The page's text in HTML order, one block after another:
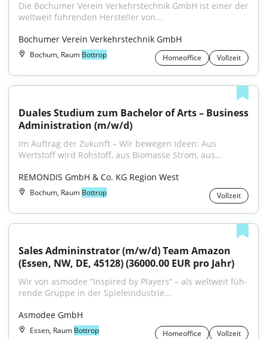
Die Bochumer Verein Verkehrstechnik GmbH ist einer der
weltweit führenden Hersteller von...
Bochumer Verein Verkehrstechnik GmbH
Bochum, Raum Bottrop Homeoffice Vollzeit
Duales Studium zum Bachelor of Arts – Business
Administration (m/w/d)
Im Auftrag der Zukunft – Wir bewegen Ideen: Aus
Wertstoff wird Rohstoff, aus Biomasse Strom, aus...
REMONDIS GmbH & Co. KG Region West
Bochum, Raum Bottrop Vollzeit
Sales Admininstrator (m/w/d) Team Amazon
(Essen, NW, DE, 45128) (36000.00 EUR pro Jahr)
Wir von asmodee “Inspired by Players“ – als welt­weit füh­
ren­de Grup­pe in der Spie­le­in­dus­trie...
Asmodee GmbH
Essen, Raum Bottrop Homeoffice
Vollzeit